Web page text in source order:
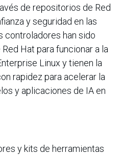
de repositorios de Red
y seguridad en las
controladores han sido
Hat para funcionar a la
Linux y tienen la
rapidez para acelerar la
y aplicaciones de IA en
y kits de herramientas